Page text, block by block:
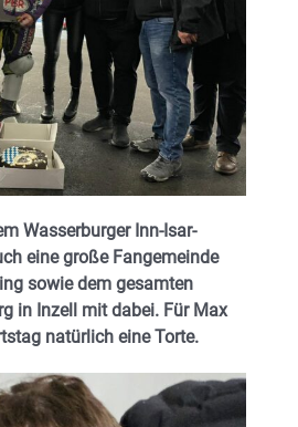
Wasserburger Inn-Isar-
eine große Fangemeinde
sowie dem gesamten
in Inzell mit dabei. Für Max
natürlich eine Torte.